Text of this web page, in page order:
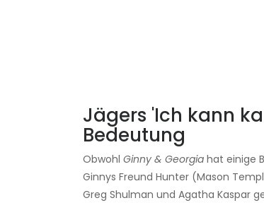
Jägers 'Ich kann
Bedeutung
Obwohl Ginny & Georgia hat einige
Ginnys Freund Hunter (Mason
Greg Shulman und Agatha Kaspar